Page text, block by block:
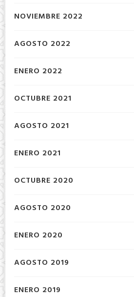
NOVIEMBRE 2022
AGOSTO 2022
ENERO 2022
OCTUBRE 2021
AGOSTO 2021
ENERO 2021
OCTUBRE 2020
AGOSTO 2020
ENERO 2020
AGOSTO 2019
ENERO 2019